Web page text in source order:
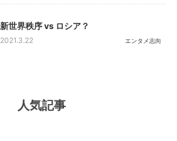
新世界秩序 vs ロシア？
2021.3.22 エンタメ志向
人気記事